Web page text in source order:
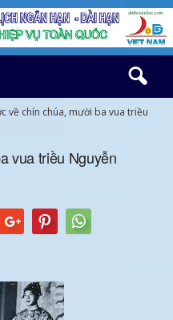
về chín chúa, mười ba vua triều
vua triều Nguyễn